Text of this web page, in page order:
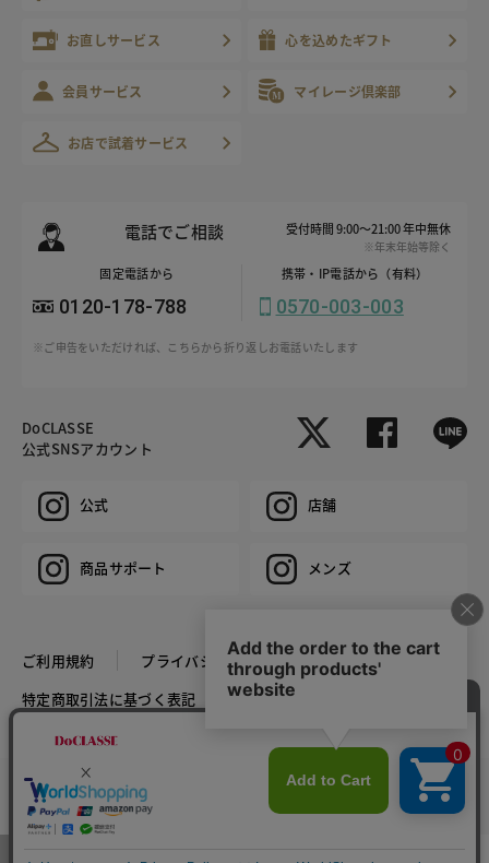
カラー・サイズを選択する
お直しサービス 心を込めたギフト
会員サービス マイレージ倶楽部
お店で試着サービス
電話でご相談 受付時間 9:00～21:00 年中無休
※年末年始等除く
固定電話から
0120-178-788
携帯・IP電話から（有料）
0570-003-003
※ご申告をいただければ、こちらから折り返しお電話いたします
DoCLASSE
公式SNSアカウント
公式 店舗
商品サポート メンズ
ご利用規約
プライバシーポリシー
特定商取引法に基づく表記
推奨環境
COPYRIGHT © DoCLASSE ALL RIGHTS RESERVED.